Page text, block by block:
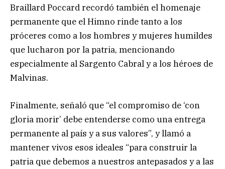
Braillard Poccard recordó también el homenaje
permanente que el Himno rinde tanto a los
próceres como a los hombres y mujeres humildes
que lucharon por la patria, mencionando
especialmente al Sargento Cabral y a los héroes de
Malvinas.
Finalmente, señaló que “el compromiso de ‘con
gloria morir’ debe entenderse como una entrega
permanente al país y a sus valores”, y llamó a
mantener vivos esos ideales “para construir la
patria que debemos a nuestros antepasados y a las